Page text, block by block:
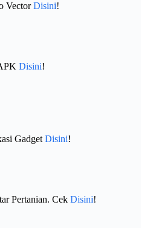
VectorDisini!
Disini!
GadgetDisini!
Pertanian. Cek Disini!